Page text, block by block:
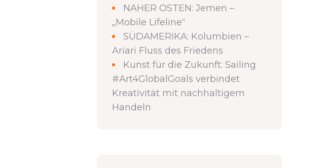
NAHER OSTEN: Jemen –
„Mobile Lifeline“
SÜDAMERIKA: Kolumbien –
Ariari Fluss des Friedens
Kunst für die Zukunft: Sailing
#Art4GlobalGoals verbindet
Kreativität mit nachhaltigem
Handeln